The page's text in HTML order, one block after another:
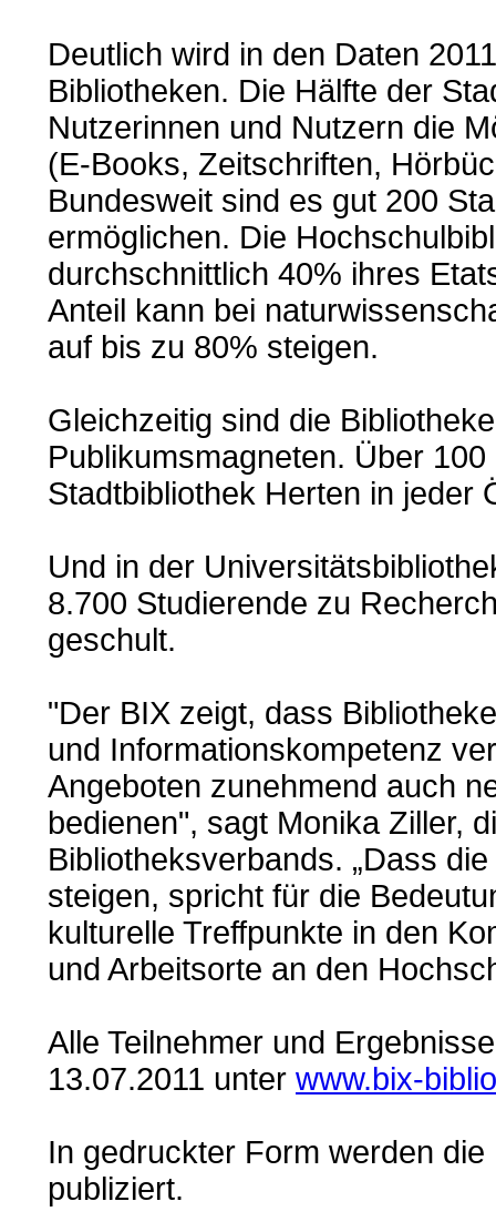
Deutlich wird in den Daten
Bibliotheken. Die Hälfte der
Nutzerinnen und Nutzern die
(E-Books, Zeitschriften,
Bundesweit sind es gut 200
ermöglichen. Die
durchschnittlich 40% ihres
Anteil kann bei
auf bis zu 80% steigen.
Gleichzeitig sind die
Publikumsmagneten. Über
Stadtbibliothek Herten in jeder
Und in der
8.700 Studierende zu
geschult.
"Der BIX zeigt, dass
und Informationskompetenz
Angeboten zunehmend auch
bedienen", sagt Monika Ziller,
Bibliotheksverbands. „Dass
steigen, spricht für die
kulturelle Treffpunkte in den
und Arbeitsorte an den
Alle Teilnehmer und
13.07.2011 unter www.bix-
In gedruckter Form werden
publiziert.